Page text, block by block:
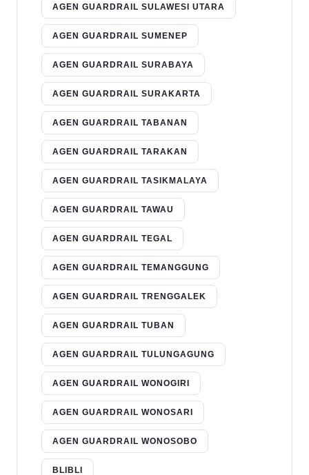
AGEN GUARDRAIL SULAWESI UTARA
AGEN GUARDRAIL SUMENEP
AGEN GUARDRAIL SURABAYA
AGEN GUARDRAIL SURAKARTA
AGEN GUARDRAIL TABANAN
AGEN GUARDRAIL TARAKAN
AGEN GUARDRAIL TASIKMALAYA
AGEN GUARDRAIL TAWAU
AGEN GUARDRAIL TEGAL
AGEN GUARDRAIL TEMANGGUNG
AGEN GUARDRAIL TRENGGALEK
AGEN GUARDRAIL TUBAN
AGEN GUARDRAIL TULUNGAGUNG
AGEN GUARDRAIL WONOGIRI
AGEN GUARDRAIL WONOSARI
AGEN GUARDRAIL WONOSOBO
BLIBLI